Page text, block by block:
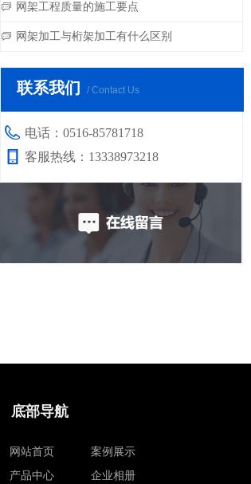
ꀃ 网架工程质量的施工要点
ꀃ 网架加工与桁架加工有什么区别
联系我们 / Contact Us
电话： 0516-85781718
客服热线： 13338973218
底部导航
网站首页
产品中心
案例展示
企业相册